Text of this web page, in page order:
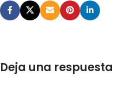
Deja una respuesta